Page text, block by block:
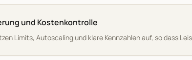
und Kostenkontrolle
Limits, Autoscaling und klare Kennzahlen auf, so dass